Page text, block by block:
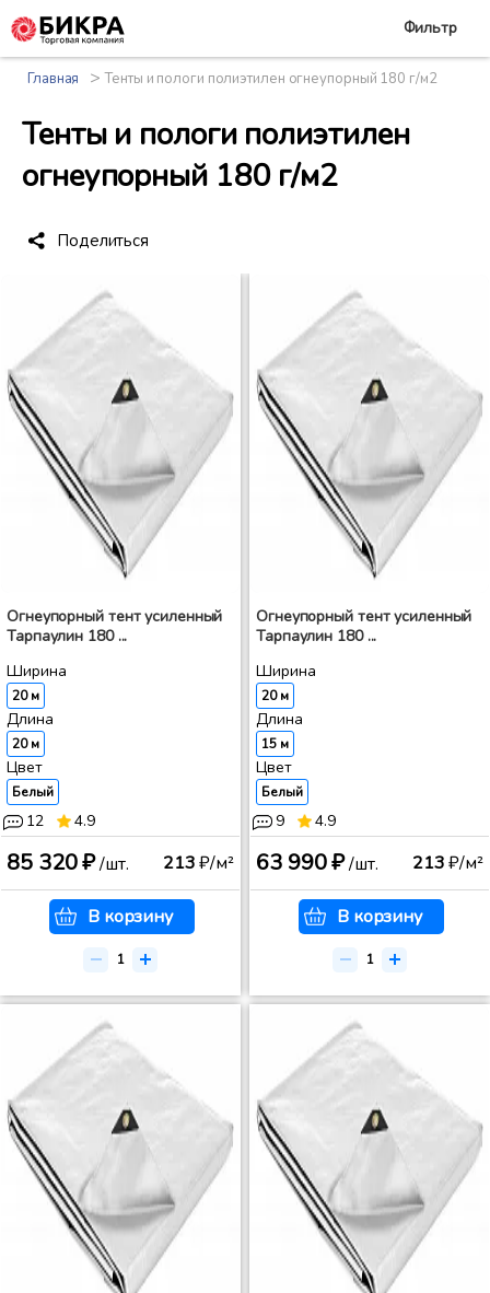
Главная >Тенты и пологи полиэтилен огнеупорный 180 г/м2
Тенты и пологи полиэтилен
огнеупорный 180 г/м2
Поделиться
Фильтр
Огнеупорный тент усиленный
Тарпаулин 180 ...
Ширина
20 м
Длина
20 м
Цвет
Белый
12 4.9
85 320 ₽/шт. 213₽/м²
В корзину
Огнеупорный тент усиленный
Тарпаулин 180 ...
Ширина
20 м
Длина
15 м
Цвет
Белый
9 4.9
63 990 ₽/шт. 213₽/м²
В корзину